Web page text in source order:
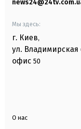
Мы здесь:
г. Киев,
ул. Владимирская
офис 50
О нас